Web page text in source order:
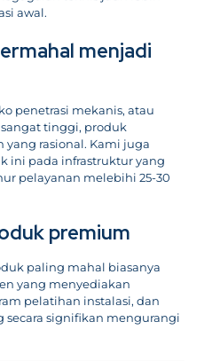
awal.
menjadi
penetrasi mekanis, atau
tinggi, produk
rasional. Kami juga
ini pada infrastruktur yang
pelayanan melebihi 25-30
premium
paling mahal biasanya
yang menyediakan
pelatihan instalasi, dan
secara signifikan mengurangi